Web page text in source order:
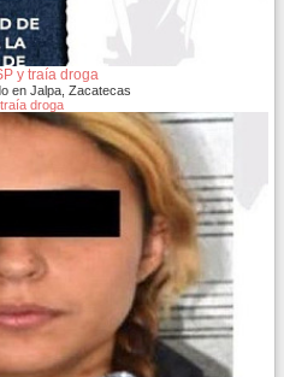
y traía droga
en Jalpa, Zacatecas
droga